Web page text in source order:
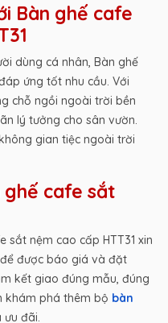
Bàn ghế cafe
dùng cá nhân, Bàn ghế
ứng tốt nhu cầu. Với
chỗ ngồi ngoài trời bền
lý tưởng cho sân vườn.
gian tiệc ngoài trời
ghế cafe sắt
sắt nệm cao cấp HTT31 xin
để được báo giá và đặt
kết giao đúng mẫu, đúng
khám phá thêm bộ bàn
đãi.